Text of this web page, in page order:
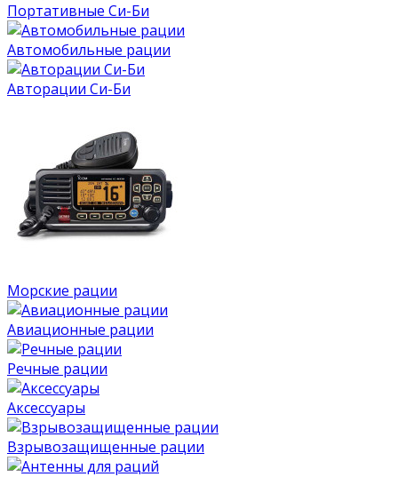
Портативные Си-Би
Автомобильные рации
Авторации Си-Би
Морские рации
Авиационные рации
Речные рации
Аксессуары
Взрывозащищенные рации